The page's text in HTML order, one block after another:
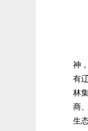
4
王
神
有
林
商
生